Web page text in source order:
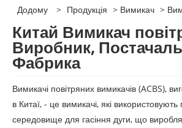
Додому > Продукція > Вимикач >
Китай Вимикач
Виробник,
Фабрика
Вимикачі повітряних вимикачів (ACBS),
в Китаї, - це вимикачі, які використовують
середовище для гасіння дуги, що